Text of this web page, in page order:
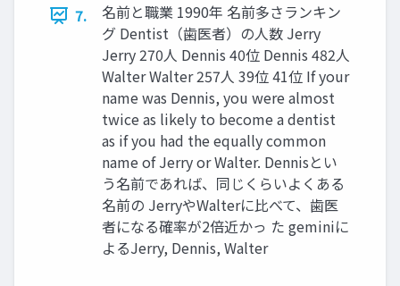
7.
名前と職業 1990年 名前多さランキン
グ Dentist（歯医者）の人数 Jerry
Jerry 270人 Dennis 40位 Dennis 482人
Walter Walter 257人 39位 41位 If your
name was Dennis, you were almost
twice as likely to become a dentist
as if you had the equally common
name of Jerry or Walter. Dennisとい
う名前であれば、同じくらいよくある
名前の JerryやWalterに比べて、歯医
者になる確率が2倍近かっ た geminiに
よるJerry, Dennis, Walter